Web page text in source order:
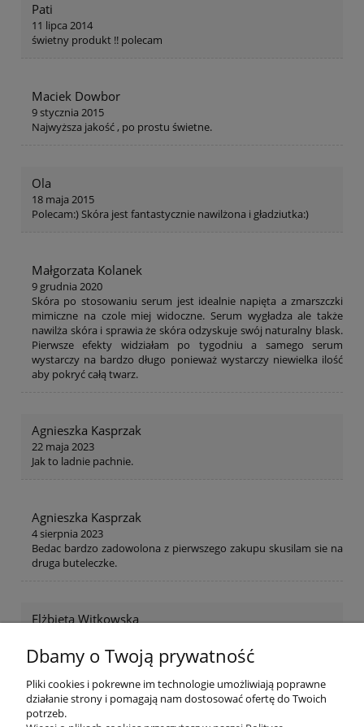
Pati
11 lipca 2014
świetny produkt !! polecam
Maciek Dowbor
9 stycznia 2015
Najwyższa jakość , po prostu świetne.
Ola
18 maja 2015
Polecam:) Skóra jest fantastycznie nawilżona i gładziutka:)
Małgorzata Kolanek
9 grudnia 2020
Skóra po stosowaniu serum jest idealnie napięta a zmarszczki
mimiczne na czole miej widoczne. Serum wygładza ale także
nawilża skóra i sprawia że skóra odzyskuje swój naturalny blask.
Pierwsze efekty widziałam po tygodniu a samego serum
wystarczy na bardzo długo ponieważ wystarczy niewielka ilość
aby pokryć całą twarz.
Agnieszka Kasprzak
22 maja 2023
Jak to ladnie pachnie.
Agnieszka Kasprzak
4 sierpnia 2023
Bedac bardzo zadowolona z pierwszego zakupu skusilam sie na
druga buteleczke.
Elżbieta Witkowska
Napiszę
Dbamy o Twoją prywatność
Pliki cookies i pokrewne im technologie umożliwiają poprawne
działanie strony i pomagają nam dostosować ofertę do Twoich
potrzeb.